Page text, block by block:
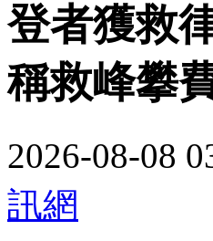
登者獲救
稱救峰攀
2026-08-08
訊網